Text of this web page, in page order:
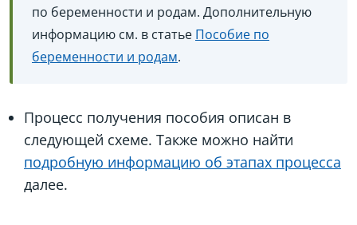
по беременности и родам. Дополнительную
информацию см. в статье Пособие по
беременности и родам.
Процесс получения пособия описан в
следующей схеме. Также можно найти
подробную информацию об этапах процесса
далее.